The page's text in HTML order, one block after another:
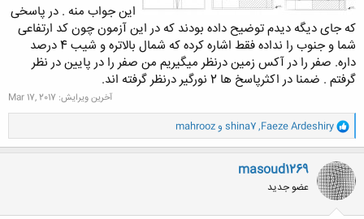
این جواب منه . در پاسخی
که جای دیگه دیدم توضیح داده بودند که در این آزمون چون کد ارتفاعی
شما و جنوب را نداده فقط اشاره کرده که شمال بالاتره و شیب 4 درصد
داره. صفر را در آکس زمین درنظر میگیریم من صفر را در پایین در نظر
گرفتم . ضمنا در اکثرپاسخ ها 2 نورگیر درنظر گرفته اند.
آخرین ویرایش: Mar 17, 2017
و
ا
ک
ن
ش
ه
ا
Faeze Ardeshiry
,
shina7 وmahrooz
masoud1269
عضو جدید